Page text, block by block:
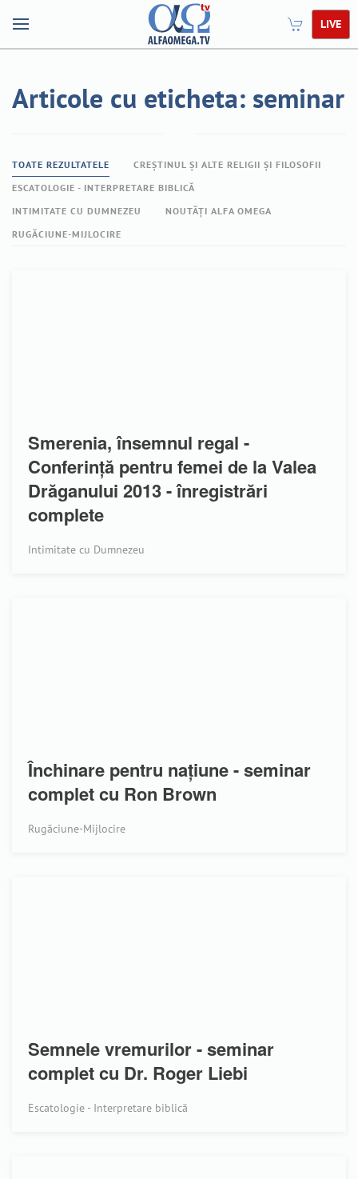
LIVE
Articole cu eticheta: seminar
TOATE REZULTATELE
CREȘTINUL ȘI ALTE RELIGII ȘI FILOSOFII
ESCATOLOGIE - INTERPRETARE BIBLICĂ
INTIMITATE CU DUMNEZEU
NOUTĂȚI ALFA OMEGA
RUGĂCIUNE-MIJLOCIRE
Smerenia, însemnul regal -
Conferință pentru femei de la Valea
Drăganului 2013 - înregistrări
complete
Intimitate cu Dumnezeu
Închinare pentru națiune - seminar
complet cu Ron Brown
Rugăciune-Mijlocire
Semnele vremurilor - seminar
complet cu Dr. Roger Liebi
Escatologie - Interpretare biblică